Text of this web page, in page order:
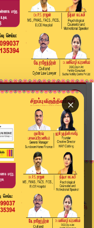
×
கடத்தல்? ...